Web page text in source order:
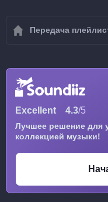
Передача
Excellent 4.3/5
Лучшее решение для
коллекцией музыки!